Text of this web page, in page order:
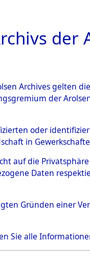
ÜBERSICHT
der
Archives gelten
der
oder
in
auf die
Daten
Gründen einer
Sie alle